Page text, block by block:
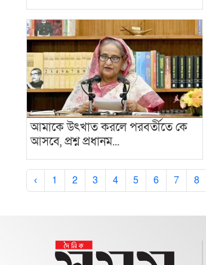
আমাকে উৎখাত করলে পরবর্তীতে কে
আসবে, প্রশ্ন প্রধানম...
‹ 1 2 3 4 5 6 7 8